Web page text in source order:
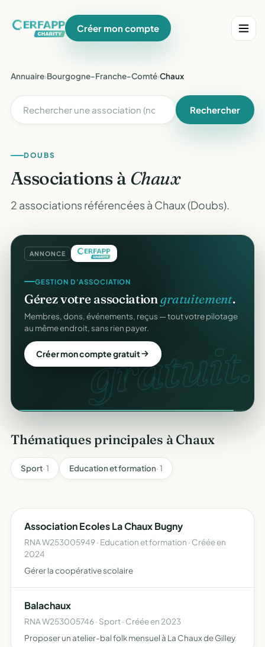
Créer mon compte
Annuaire›Bourgogne-Franche-Comté›Chaux
Rechercher
DOUBS
Associations à Chaux
2 associations référencées à Chaux (Doubs).
ANNONCE
gratuit.
GESTION D'ASSOCIATION
Gérez votre associationgratuitement.
Membres, dons, événements, reçus — tout votre pilotage
au même endroit, sans rien payer.
Créer mon compte gratuit
Thématiques principales à Chaux
Sport· 1 Education et formation· 1
Association Ecoles La Chaux Bugny
RNA W253005949 · Education et formation · Créée en
2024
Gérer la coopérative scolaire
Balachaux
RNA W253005746 · Sport · Créée en 2023
Proposer un atelier-bal folk mensuel à La Chaux de Gilley